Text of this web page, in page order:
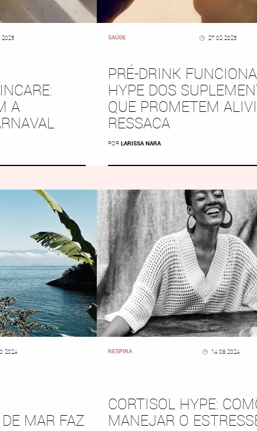
2025
A
SAÚDE 27 02 2025
PRÉ-DRINK
HYPE DOS
QUE PROMETEM
RESSACA
POR LARISSA NARA
2024
MAR FAZ
RESPIRA 14 08 2024
CORTISOL HYPE:
MANEJAR O